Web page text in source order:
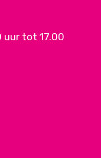
uur tot 17.00